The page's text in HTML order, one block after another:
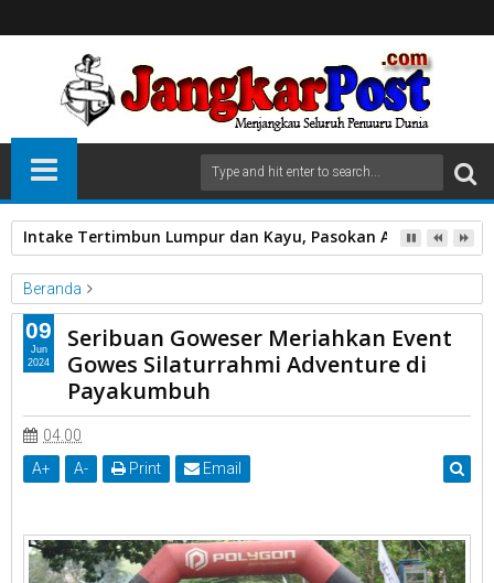
Intake Tertimbun Lumpur dan Kayu, Pasokan Air Bersih di
Beranda
Seribuan Goweser Meriahkan Event Gowes Silaturrahmi
Adventure di Payakumbuh
Seribuan Goweser Meriahkan Event Gowes Silaturrahmi
Adventure di Payakumbuh
Seribuan Goweser Meriahkan Event
Gowes Silaturrahmi Adventure di
Payakumbuh
04.00
A+ A- Print Email
09
Jun
2024